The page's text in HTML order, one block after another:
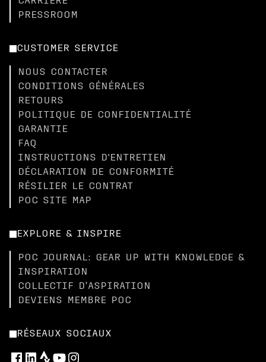
PRESSROOM
CUSTOMER SERVICE
NOUS CONTACTER
CONDITIONS GÉNÉRALES
RETOURS
POLITIQUE DE CONFIDENTIALITÉ
GARANTIE
FAQ
INSTRUCTIONS D'ENTRETIEN
DÉCLARATION DE CONFORMITÉ
RÉSILIER LE CONTRAT
POC SITE MAP
EXPLORE & INSPIRE
POC JOURNAL: GEAR UP WITH KNOWLEDGE &
INSPIRATION
COLLECTIF D’ASPIRATION
DEVIENS MEMBRE POC
RÉSEAUX SOCIAUX